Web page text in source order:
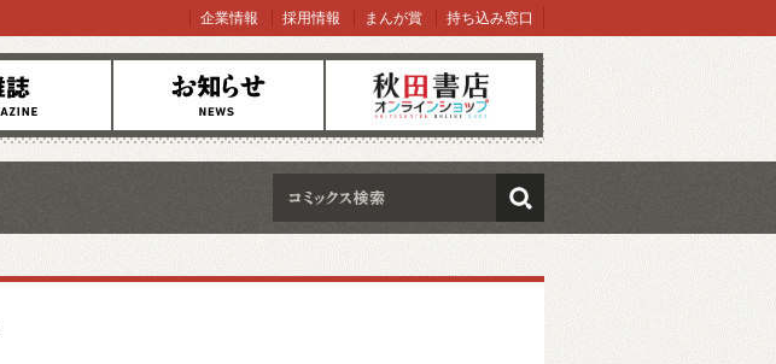
お知らせ オンラインショップ
企業情報 採用情報 まんが賞 持ち込み窓口
検索